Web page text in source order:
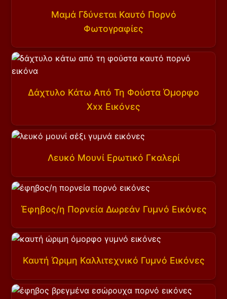
Μαμά Γδύνεται Καυτό Πορνό
Φωτογραφίες
Δάχτυλο Κάτω Από Τη Φούστα Όμορφο
Xxx Εικόνες
Λευκό Μουνί Ερωτικό Γκαλερί
Έφηβος/η Πορνεία Δωρεάν Γυμνό Εικόνες
Καυτή Ώριμη Καλλιτεχνικό Γυμνό Εικόνες